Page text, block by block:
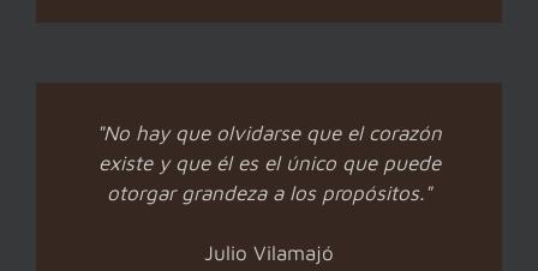
"No hay que olvidarse que el corazón
existe y que él es el único que puede
otorgar grandeza a los propósitos."
Julio Vilamajó